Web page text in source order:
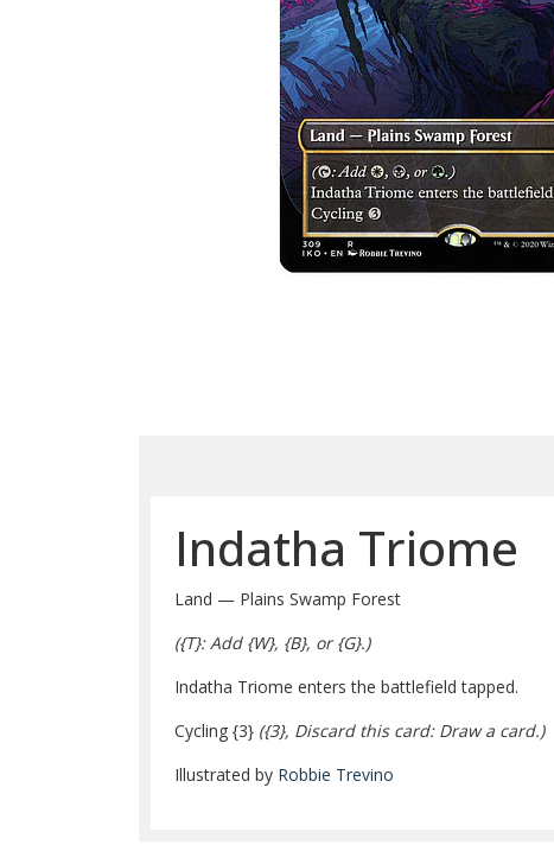
Indatha Triome
Land — Plains Swamp Forest
({T}: Add {W}, {B}, or{G}.)
Indatha Triome enters the battlefield tapped.
Cycling {3} ({3}, Discard this card: Draw a card.)
Illustrated by Robbie Trevino